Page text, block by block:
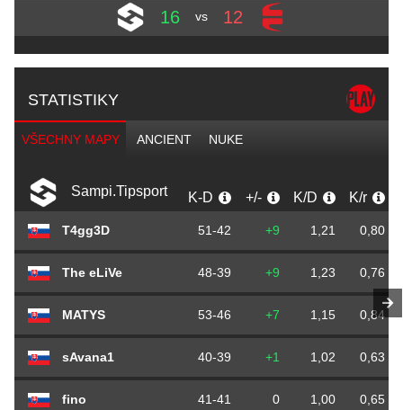
16 vs 12
STATISTIKY
VŠECHNY MAPY ANCIENT NUKE
Sampi.Tipsport K-D +/- K/D K/r
T4gg3D 51-42 +9 1,21 0,80
The eLiVe 48-39 +9 1,23 0,76
MATYS 53-46 +7 1,15 0,84
sAvana1 40-39 +1 1,02 0,63
fino 41-41 0 1,00 0,65